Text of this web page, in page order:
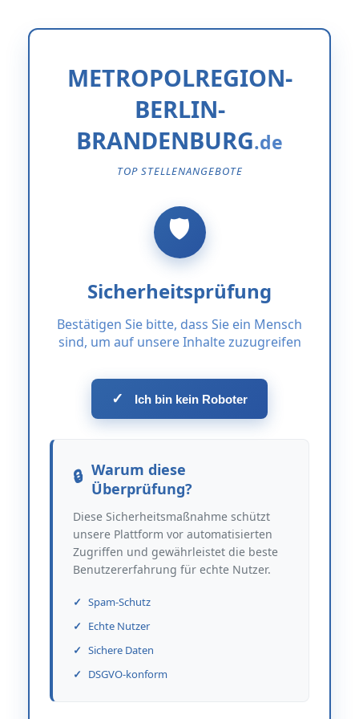
METROPOLREGION-
BERLIN-
BRANDENBURG
TOP STELLENANGEBOTE
Sicherheitsprüfung
Bestätigen Sie bitte, dass Sie ein Mensch
sind, um auf unsere Inhalte zuzugreifen
✓ Ich bin kein Roboter
Warum diese
Überprüfung?
Diese Sicherheitsmaßnahme schützt
unsere Plattform vor automatisierten
Zugriffen und gewährleistet die beste
Benutzererfahrung für echte Nutzer.
Spam-Schutz
Echte Nutzer
Sichere Daten
DSGVO-konform